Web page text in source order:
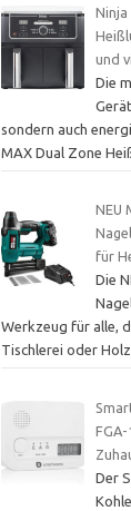
Ninja
und
Die
sondern auch
MAX Dual Zone
NEU
für
Die
Werkzeug für alle,
Tischlerei oder
Der